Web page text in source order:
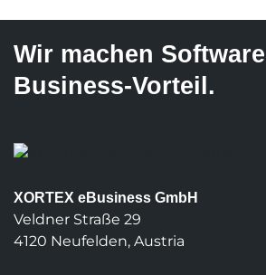
Wir machen
Business-Vorteil.
XORTEX eBusiness GmbH
Veldner Straße 29
4120 Neufelden, Austria